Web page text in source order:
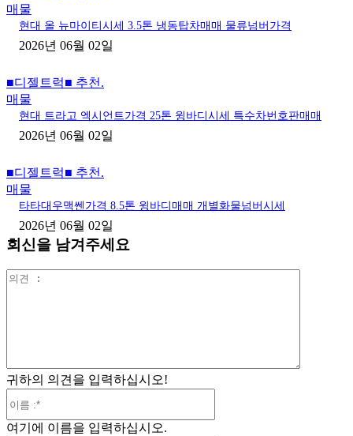
매물
현대 올 뉴마이티시세 3.5톤 냉동탑차매매 물류넘버가격
2026년 06월 02일
■디젤트럭■ 추천.
매물
현대 트라고 엑시언트가격 25톤 윙바디시세 특수차번호판매매
2026년 06월 02일
■디젤트럭■ 추천.
매물
타타대우맥쎈가격 8.5톤 윙바디매매 개별화물넘버시세
2026년 06월 02일
회신을 남겨주세요
귀하의 의견을 입력하십시오!
여기에 이름을 입력하십시오.